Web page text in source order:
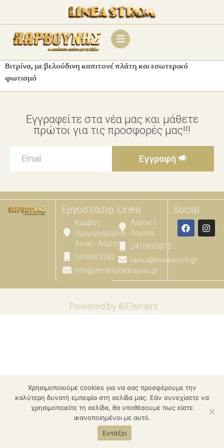
Βιτρίνα, με βελούδινη καπιτονέ πλάτη και εσωτερικό
φωτισμό
Εγγραφείτε στα νέα μας και μάθετε
πρώτοι για τις προσφορές μας!!!
Εγγραφή
Εργοστάσιο
Κόμβος
Ομορφοχωρίου
Αγιας - Λάρισας
2410972252
info@dimitriskarbounis.gr
Linea
Λαγου 1
Λάρισα
2410615870
larisa@lineastrom.gr
Social
Powered by ©Element
Χρησιμοποιούμε cookies για να σας προσφέρουμε την
καλύτερη δυνατή εμπειρία στη σελίδα μας. Εάν συνεχίσετε να
χρησιμοποιείτε τη σελίδα, θα υποθέσουμε πως είστε
ικανοποιημένοι με αυτό.
Εντάξει